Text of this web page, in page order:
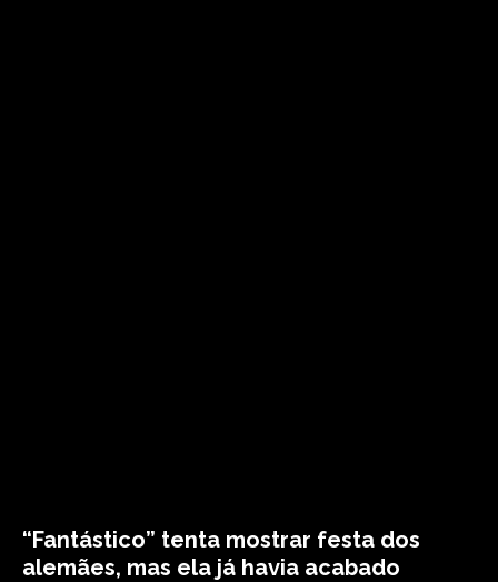
“Fantástico” tenta mostrar festa dos
alemães, mas ela já havia acabado